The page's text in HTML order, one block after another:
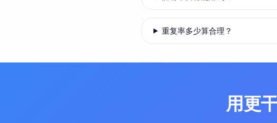
重复率多少算合理？
用更